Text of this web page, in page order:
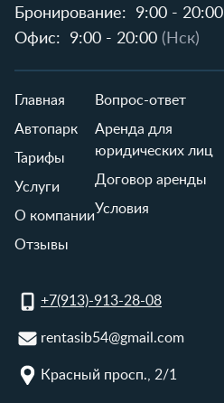
Бронирование: 9:00 - 20:00
Офис:
9:00 - 20:00 (Нск)
Главная
Автопарк
Тарифы
Услуги
О компании
Отзывы
Вопрос-ответ
Аренда для
юридических лиц
Договор аренды
Условия
+7(913)-913-28-08
rentasib54@gmail.com
Красный просп., 2/1